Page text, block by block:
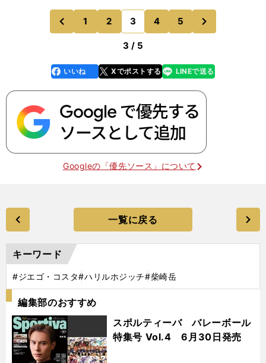
からのゲームメイクもそつなくやるが、残念ながら
ディフェンシブな
前
のページへ
1 2 3 4 5
のページへ
3 / 5
faceboo
k
いいね Xでポストする
line LINEで送る
Googleの「優先ソース」について
一覧に戻る
キーワード
#ジエゴ・コスタ#ハリルホジッチ#柴崎岳
編集部のおすすめ
スポルティーバ バレーボール
特集号 Vol.4 6月30日発売